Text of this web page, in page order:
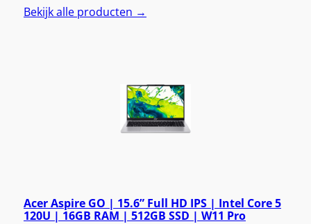
Bekijk alle producten →
Acer Aspire GO | 15.6” Full HD IPS | Intel Core 5
120U | 16GB RAM | 512GB SSD | W11 Pro